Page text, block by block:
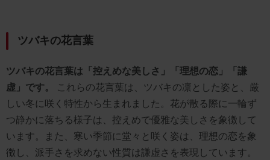
ツバキの花言葉
ツバキの花言葉は「控えめな美しさ」「理想の恋」「謙
虚」です。
これらの花言葉は、ツバキの凛とした姿と、厳
しい冬に咲く特性から生まれました。花が散る際に一輪ず
つ静かに落ちる様子は、控えめで優雅な美しさを象徴して
います。また、寒い季節に堂々と咲く姿は、理想の恋を象
徴し、派手さを求めない性質は謙虚さを表現しています。